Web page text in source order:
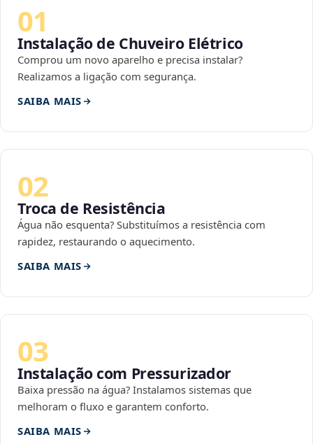
01
Instalação de Chuveiro Elétrico
Comprou um novo aparelho e precisa instalar?
Realizamos a ligação com segurança.
SAIBA MAIS
02
Troca de Resistência
Água não esquenta? Substituímos a resistência com
rapidez, restaurando o aquecimento.
SAIBA MAIS
03
Instalação com Pressurizador
Baixa pressão na água? Instalamos sistemas que
melhoram o fluxo e garantem conforto.
SAIBA MAIS